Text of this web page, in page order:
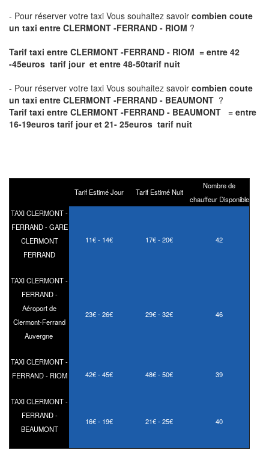
- Pour réserver votre taxi Vous souhaitez savoir combien coute
un taxi entre CLERMONT -FERRAND - RIOM ?
Tarif taxi entre CLERMONT -FERRAND - RIOM = entre 42
-45euros tarif jour et entre 48-50tarif nuit
- Pour réserver votre taxi Vous souhaitez savoir combien coute
un taxi entre CLERMONT -FERRAND - BEAUMONT ?
Tarif taxi entre CLERMONT -FERRAND - BEAUMONT = entre
16-19euros tarif jour et 21- 25euros tarif nuit
Tarif Estimé Jour Tarif Estimé Nuit
Nombre de
chauffeur Disponible
TAXI CLERMONT -
FERRAND - GARE
CLERMONT
FERRAND
11€ - 14€ 17€ - 20€ 42
TAXI CLERMONT -
FERRAND -
Aéroport de
Clermont-Ferrand
Auvergne
23€ - 26€ 29€ - 32€ 46
TAXI CLERMONT -
FERRAND - RIOM
42€ - 45€ 48€ - 50€ 39
TAXI CLERMONT -
FERRAND -
BEAUMONT
16€ - 19€ 21€ - 25€ 40